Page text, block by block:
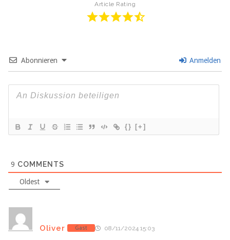
Article Rating
Abonnieren Anmelden
{} [+]
9 COMMENTS
Oldest
Oliver Gast 08/11/2024 15:03